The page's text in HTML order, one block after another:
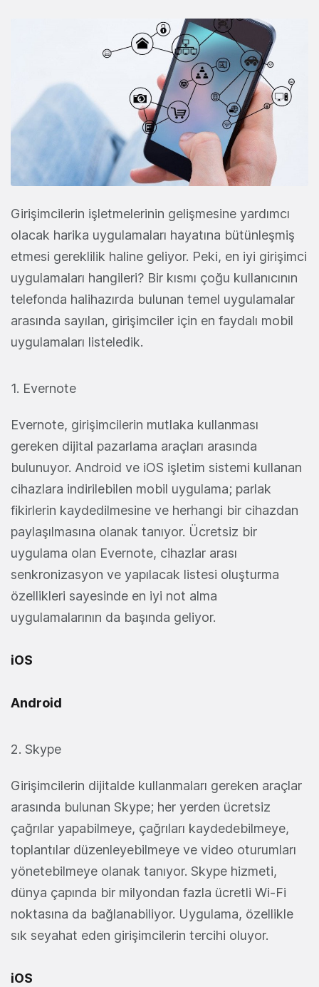
Girişimcilerin işletmelerinin gelişmesine yardımcı
olacak harika uygulamaları hayatına bütünleşmiş
etmesi gereklilik haline geliyor. Peki, en iyi girişimci
uygulamaları hangileri? Bir kısmı çoğu kullanıcının
telefonda halihazırda bulunan temel uygulamalar
arasında sayılan, girişimciler için en faydalı mobil
uygulamaları listeledik.
1. Evernote
Evernote, girişimcilerin mutlaka kullanması
gereken dijital pazarlama araçları arasında
bulunuyor. Android ve iOS işletim sistemi kullanan
cihazlara indirilebilen mobil uygulama; parlak
fikirlerin kaydedilmesine ve herhangi bir cihazdan
paylaşılmasına olanak tanıyor. Ücretsiz bir
uygulama olan Evernote, cihazlar arası
senkronizasyon ve yapılacak listesi oluşturma
özellikleri sayesinde en iyi not alma
uygulamalarının da başında geliyor.
iOS
Android
2. Skype
Girişimcilerin dijitalde kullanmaları gereken araçlar
arasında bulunan Skype; her yerden ücretsiz
çağrılar yapabilmeye, çağrıları kaydedebilmeye,
toplantılar düzenleyebilmeye ve video oturumları
yönetebilmeye olanak tanıyor. Skype hizmeti,
dünya çapında bir milyondan fazla ücretli Wi-Fi
noktasına da bağlanabiliyor. Uygulama, özellikle
sık seyahat eden girişimcilerin tercihi oluyor.
iOS